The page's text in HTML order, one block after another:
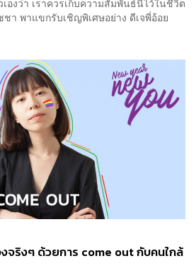
องว่า เราควรเก็บความสัมพันธ์นี้ไว้ในชีวิต
า พาแขกรับเชิญพิเศษอย่าง ดีเจพี่อ้อย
งจริงๆ ด้วยการ come out กับคนใกล้